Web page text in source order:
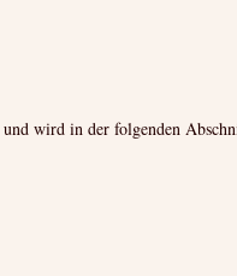
wird in der folgenden